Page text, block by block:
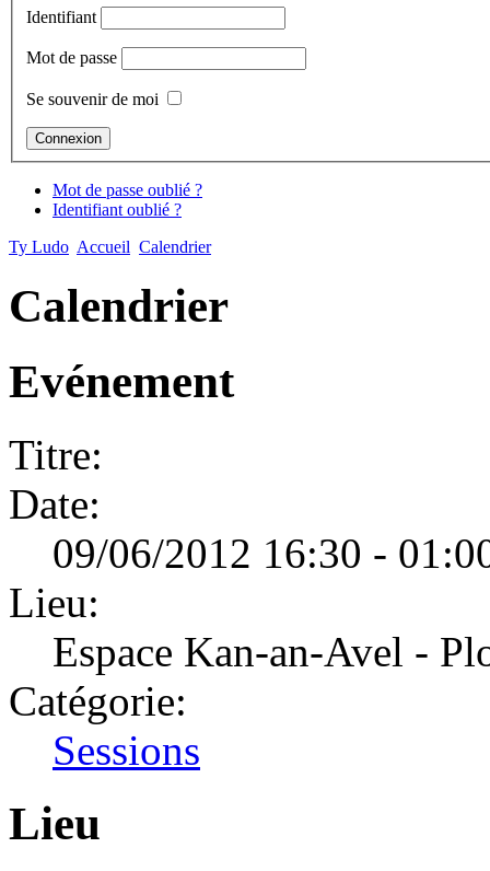
Identifiant
Mot de passe
Se souvenir de moi
Mot de passe oublié ?
Identifiant oublié ?
Ty Ludo Accueil Calendrier
Calendrier
Evénement
Titre:
Date:
09/06/2012 16:30 -
Lieu:
Espace Kan-an-Avel -
Catégorie:
Sessions
Lieu